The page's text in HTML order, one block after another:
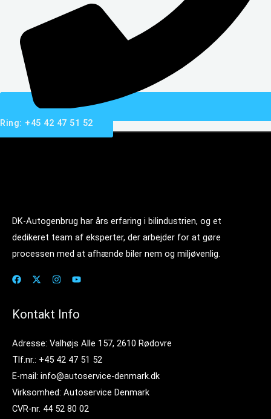
Ring: +45 42 47 51 52
DK-Autogenbrug har års erfaring i bilindustrien, og et
dedikeret team af eksperter, der arbejder for at gøre
processen med at afhænde biler nem og miljøvenlig.
Kontakt Info
Adresse: Valhøjs Alle 157, 2610 Rødovre
Tlf.nr.: +45 42 47 51 52
E-mail: info@autoservice-denmark.dk
Virksomhed: Autoservice Denmark
CVR-nr. 44 52 80 02